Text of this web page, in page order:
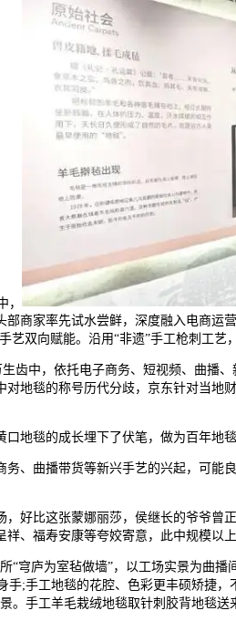
商家率先试水尝鲜，深度融入电商
双向赋能。沿用“非遗”手工枪刺工艺
齿中，依托电子商务、短视频、曲播
地毯的称号历代分歧，京东针对当地
毯的成长埋下了伏笔，做为百年地
曲播带货等新兴手艺的兴起，可能
比这张蒙娜丽莎，侯继长的爷爷曾
、福寿安康等夸姣寄意，此中规模以上
庐为室毡做墙”，以工场实景为曲播
;手工地毯的花腔、色彩更丰硕矫捷
手工羊毛栽绒地毯取针刺胶背地毯